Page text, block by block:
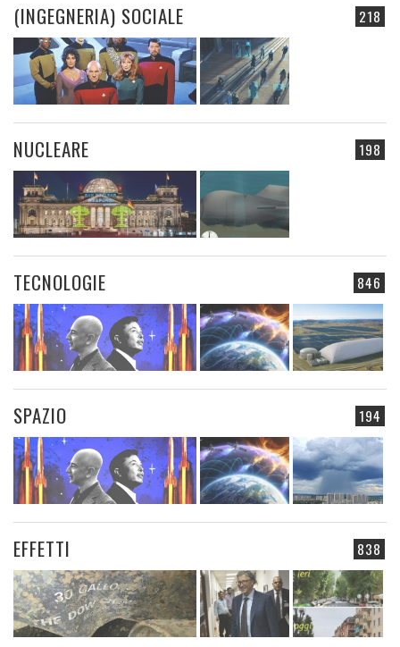
218
(INGEGNERIA) SOCIALE
198
NUCLEARE
846
TECNOLOGIE
194
SPAZIO
838
EFFETTI